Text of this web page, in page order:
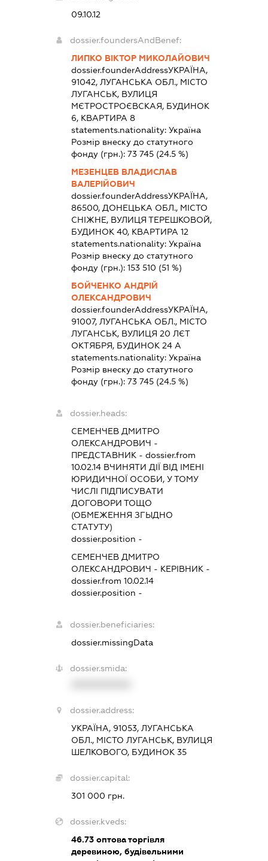
09.10.12
dossier.foundersAndBenef:
ЛИПКО ВІКТОР МИКОЛАЙОВИЧ
dossier.founderAddressУКРАЇНА,
91042, ЛУГАНСЬКА ОБЛ., МІСТО
ЛУГАНСЬК, ВУЛИЦЯ
МЄТРОСТРОЄВСКАЯ, БУДИНОК
6, КВАРТИРА 8
statements.nationality:Україна
Розмір внеску до статутного
фонду (грн.):73 745 (24.5 %)
МЕЗЕНЦЕВ ВЛАДИСЛАВ
ВАЛЕРІЙОВИЧ
dossier.founderAddressУКРАЇНА,
86500, ДОНЕЦЬКА ОБЛ., МІСТО
СНІЖНЕ, ВУЛИЦЯ ТЕРЕШКОВОЙ,
БУДИНОК 40, КВАРТИРА 12
statements.nationality:Україна
Розмір внеску до статутного
фонду (грн.):153 510 (51 %)
БОЙЧЕНКО АНДРІЙ
ОЛЕКСАНДРОВИЧ
dossier.founderAddressУКРАЇНА,
91007, ЛУГАНСЬКА ОБЛ., МІСТО
ЛУГАНСЬК, ВУЛИЦЯ 20 ЛЄТ
ОКТЯБРЯ, БУДИНОК 24 А
statements.nationality:Україна
Розмір внеску до статутного
фонду (грн.):73 745 (24.5 %)
dossier.heads:
СЕМЕНЧЕВ ДМИТРО
ОЛЕКСАНДРОВИЧ -
ПРЕДСТАВНИК - dossier.from
10.02.14 ВЧИНЯТИ ДІЇ ВІД ІМЕНІ
ЮРИДИЧНОЇ ОСОБИ, У ТОМУ
ЧИСЛІ ПІДПИСУВАТИ
ДОГОВОРИ ТОЩО
(ОБМЕЖЕННЯ ЗГЫДНО
СТАТУТУ)
dossier.position -
СЕМЕНЧЕВ ДМИТРО
ОЛЕКСАНДРОВИЧ - КЕРІВНИК -
dossier.from 10.02.14
dossier.position -
dossier.beneficiaries:
dossier.missingData
dossier.smida:
dossier.address:
УКРАЇНА, 91053, ЛУГАНСЬКА
ОБЛ., МІСТО ЛУГАНСЬК, ВУЛИЦЯ
ШЕЛКОВОГО, БУДИНОК 35
dossier.capital:
301 000 грн.
dossier.kveds:
46.73 оптова торгівля
деревиною, будівельними